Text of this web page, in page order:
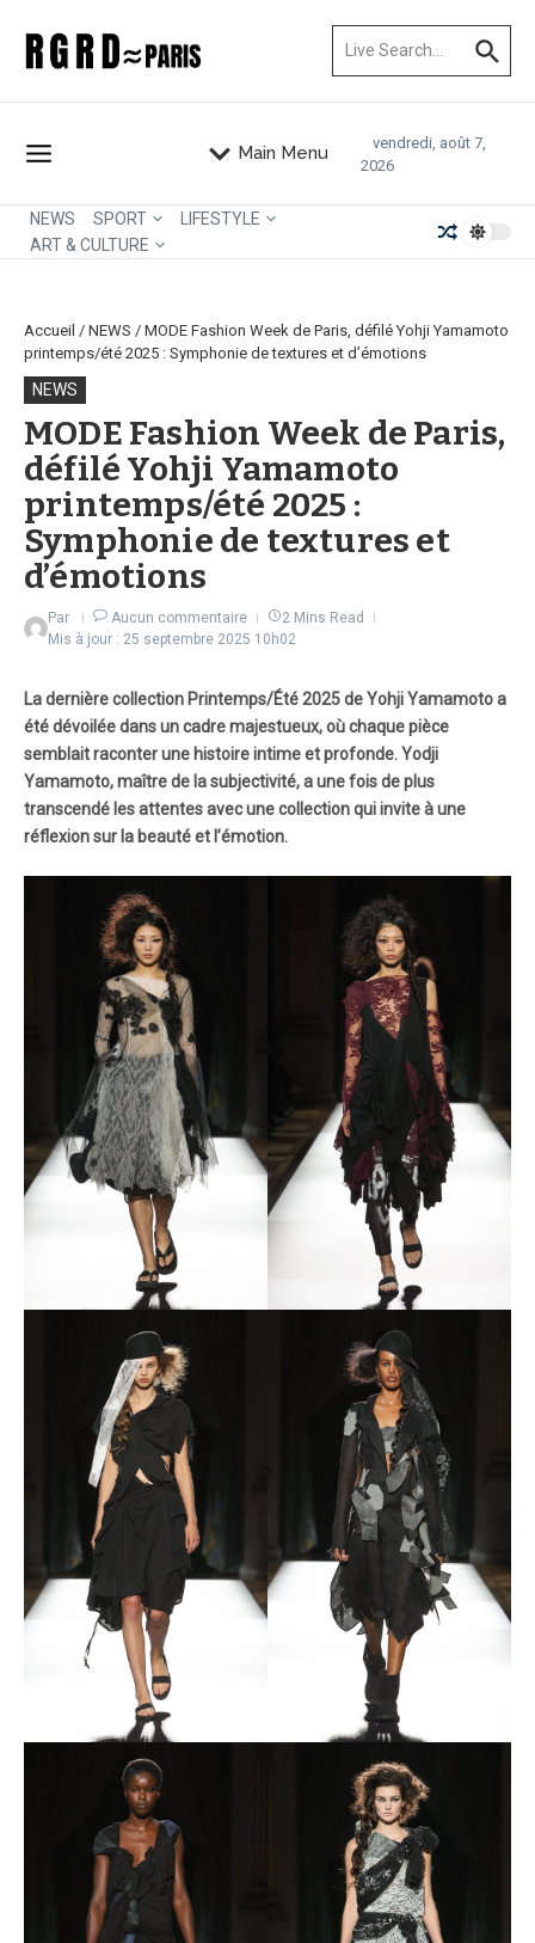
Main Menu
vendredi, août 7,
2026
NEWS SPORT
LIFESTYLE
ART & CULTURE
Accueil / NEWS / MODE Fashion Week de Paris, défilé Yohji Yamamoto
printemps/été 2025 : Symphonie de textures et d’émotions
NEWS
MODE Fashion Week de Paris,
défilé Yohji Yamamoto
printemps/été 2025 :
Symphonie de textures et
d’émotions
Par Aucun commentaire
2 Mins Read
Mis à jour : 25 septembre 2025 10h02
La dernière collection Printemps/Été 2025 de Yohji Yamamoto a
été dévoilée dans un cadre majestueux, où chaque pièce
semblait raconter une histoire intime et profonde. Yodji
Yamamoto, maître de la subjectivité, a une fois de plus
transcendé les attentes avec une collection qui invite à une
réflexion sur la beauté et l’émotion.